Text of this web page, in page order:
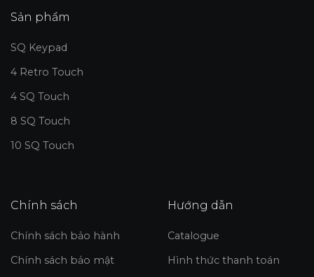
Sản phẩm
SQ Keypad
4 Retro Touch
4 SQ Touch
8 SQ Touch
10 SQ Touch
Chính sách
Chính sách bảo hành
Chính sách bảo mật
Hướng dẫn
Catalogue
Hình thức thanh toán